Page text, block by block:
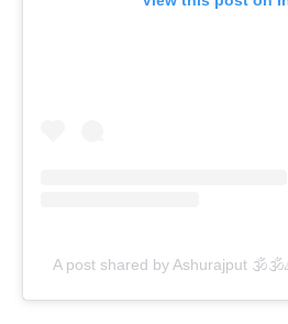
A post shared by Ashurajput